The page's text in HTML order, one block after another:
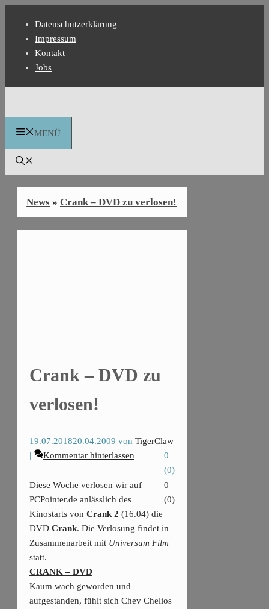
springen
Datenschutzerklärung
Impressum
Kontakt
Jobs
MENÜ
News » Crank – DVD zu verlosen!
Crank – DVD zu
verlosen!
19.07.201820.04.2009 von TigerClaw
0
(0)
Kommentar hinterlassen
0
(0)
Diese Woche verlosen wir auf
PCPointer.de anlässlich des
Kinostarts von Crank 2 (16.04) die
DVD Crank. Die Verlosung findet in
Zusammenarbeit mit Universum Film
statt.
CRANK – DVD
Kaum wach geworden und
aufgestanden, fühlt sich Chev Chelios